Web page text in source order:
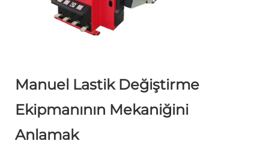
Manuel Lastik Değiştirme
Ekipmanının Mekaniğini
Anlamak